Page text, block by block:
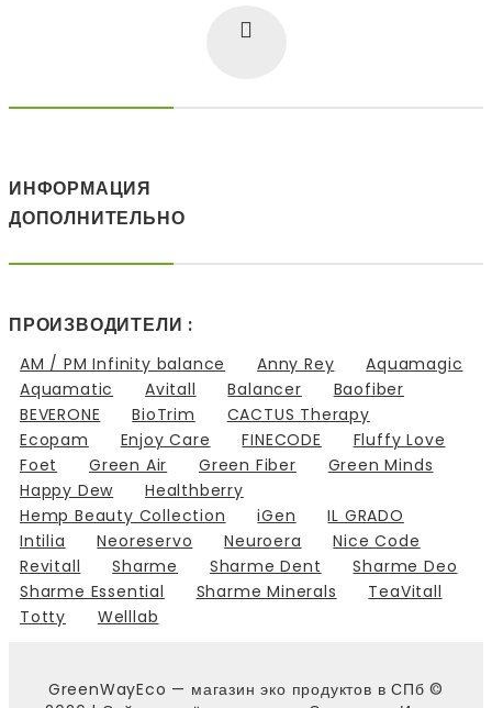
ИНФОРМАЦИЯ
ДОПОЛНИТЕЛЬНО
ПРОИЗВОДИТЕЛИ :
AM / PM Infinity balance Anny Rey
Aquamagic
Aquamatic
Avitall Balancer
Baofiber
BEVERONE
BioTrim
CACTUS Therapy
Ecopam
Enjoy Care FINECODE
Fluffy Love
Foet
Green Air Green Fiber
Green Minds
Happy Dew
Healthberry
Hemp Beauty Collection
iGen
IL GRADO
Intilia
Neoreservo Neuroera
Nice Code
Revitall
Sharme Sharme Dent
Sharme Deo
Sharme Essential
Sharme Minerals
TeaVitall
Totty
Welllab
GreenWayEco — магазин эко продуктов в СПб ©